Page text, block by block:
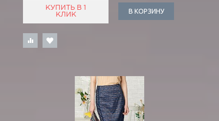
КУПИТЬ В 1
КЛИК
В КОРЗИНУ